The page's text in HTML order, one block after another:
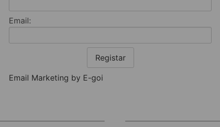
Email:
Registar
Email Marketing by E-goi